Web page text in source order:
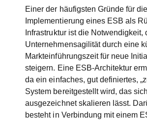
Einer der häufigsten Gründe für die
Implementierung eines ESB als
Infrastruktur ist die Notwendigkeit,
Unternehmensagilität durch eine
Markteinführungszeit für neue
steigern. Eine ESB-Architektur
da ein einfaches, gut definiertes,
System bereitgestellt wird, das sich
ausgezeichnet skalieren lässt.
besteht in Verbindung mit einem